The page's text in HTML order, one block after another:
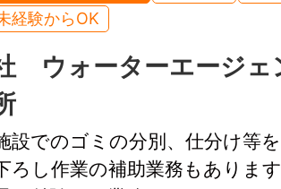
経験からOK
ウォーターエージ
設でのゴミの分別、仕分け等
ろし作業の補助業務もありま